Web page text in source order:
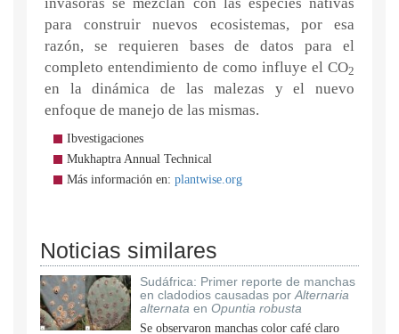
para construir nuevos ecosistemas, por esa
razón, se requieren bases de datos para el
completo entendimiento de como influye el CO2
en la dinámica de las malezas y el nuevo
enfoque de manejo de las mismas.
Ibvestigaciones
Mukhaptra Annual Technical
Más información en: plantwise.org
Noticias similares
Sudáfrica: Primer reporte de manchas
en cladodios causadas por Alternaria
alternata en Opuntia robusta
Se observaron manchas color café claro